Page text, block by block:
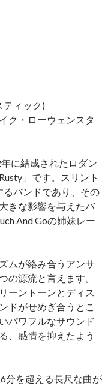
ティック)
ク・ローウェンスタ
に結成されたロダン
」です。スリント
バンドであり、その
きな影響を与えたバ
And Goの姉妹レー
ムが絡み合うアンサ
の源流と言えます。
ーントーンとディス
ドがせめぎ合うとこ
パワフルなサウンド
、感情を抑えたよう
分を超える長尺な曲が